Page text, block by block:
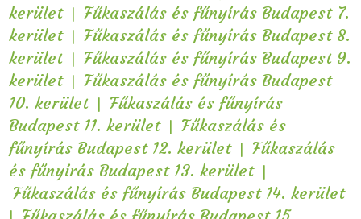
kerület | Fűkaszálás és fűnyírás Budapest 7.
kerület | Fűkaszálás és fűnyírás Budapest 8.
kerület | Fűkaszálás és fűnyírás Budapest 9.
kerület | Fűkaszálás és fűnyírás Budapest
10. kerület | Fűkaszálás és fűnyírás
Budapest 11. kerület | Fűkaszálás és
fűnyírás Budapest 12. kerület | Fűkaszálás
és fűnyírás Budapest 13. kerület |
Fűkaszálás és fűnyírás Budapest 14. kerület